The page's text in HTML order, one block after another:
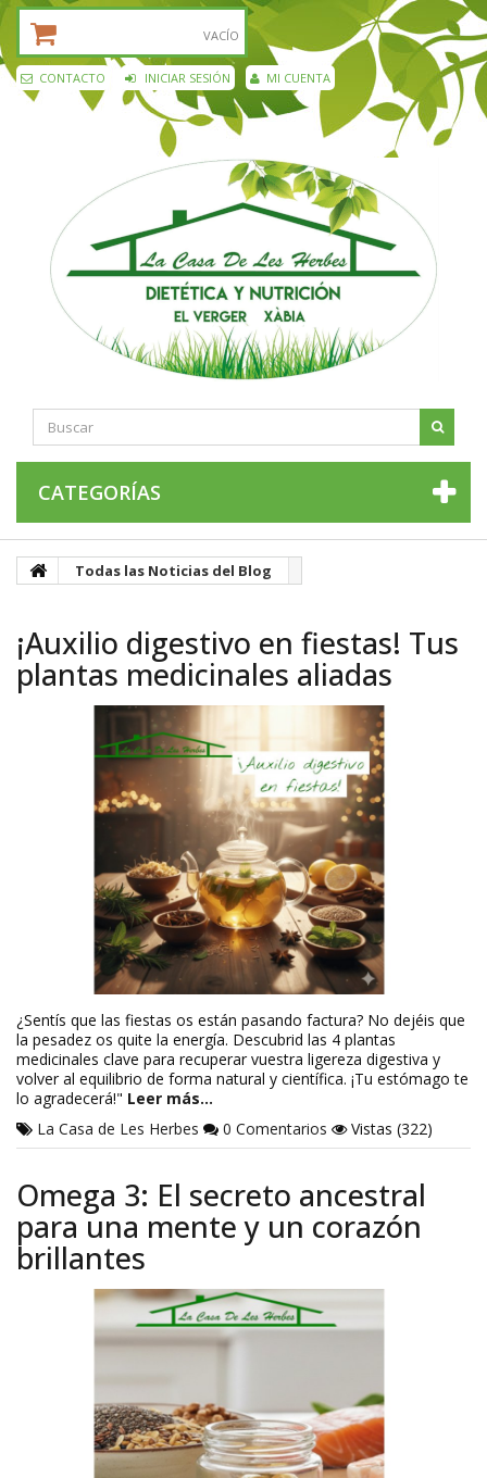
VACÍO
CONTACTO INICIAR SESIÓN MI CUENTA
CATEGORÍAS
Todas las Noticias del Blog
¡Auxilio digestivo en fiestas! Tus
plantas medicinales aliadas
¿Sentís que las fiestas os están pasando factura? No dejéis que
la pesadez os quite la energía. Descubrid las 4 plantas
medicinales clave para recuperar vuestra ligereza digestiva y
volver al equilibrio de forma natural y científica. ¡Tu estómago te
lo agradecerá!" Leer más…
La Casa de Les Herbes
0 Comentarios Vistas (322)
Omega 3: El secreto ancestral
para una mente y un corazón
brillantes